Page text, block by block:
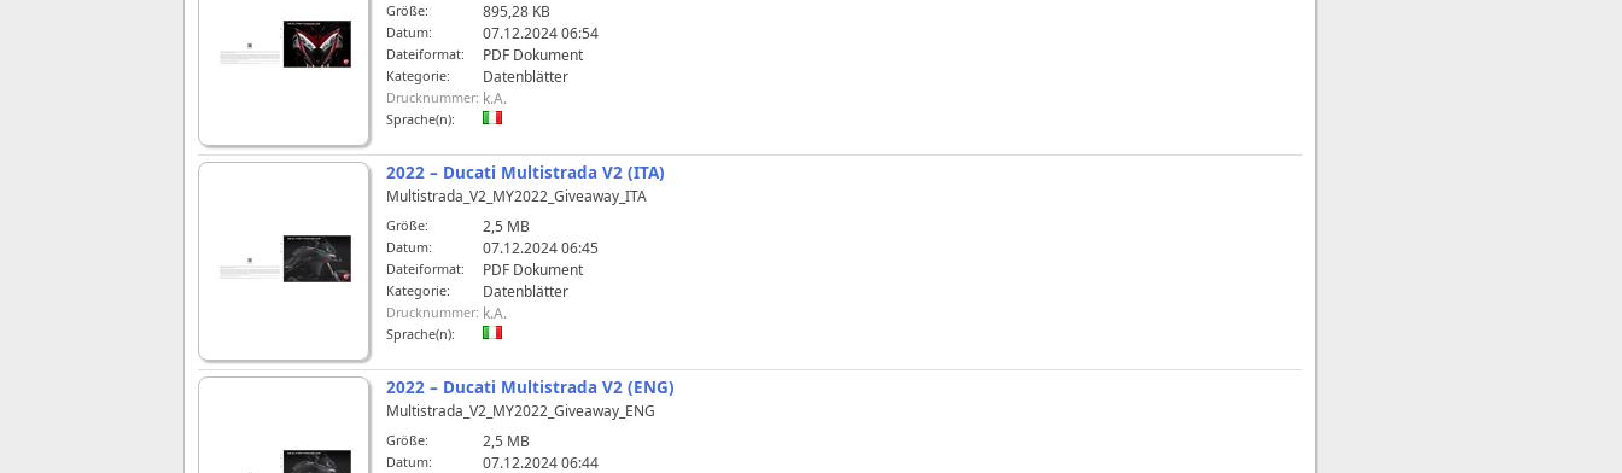
Größe: 895,28 KB
Datum: 07.12.2024 06:54
Dateiformat: PDF Dokument
Kategorie: Datenblätter
Drucknummer: k.A.
Sprache(n):
2022 – Ducati Multistrada V2 (ITA)
Multistrada_V2_MY2022_Giveaway_ITA
Größe: 2,5 MB
Datum: 07.12.2024 06:45
Dateiformat: PDF Dokument
Kategorie: Datenblätter
Drucknummer: k.A.
Sprache(n):
2022 – Ducati Multistrada V2 (ENG)
Multistrada_V2_MY2022_Giveaway_ENG
Größe: 2,5 MB
Datum: 07.12.2024 06:44